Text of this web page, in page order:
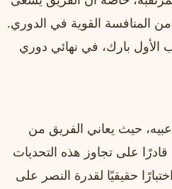
المنافسة القوية في الدوري.
بارك، في نهائي دوري
حيث يعاني الفريق من
على تجاوز هذه التحديات
حقيقيًا لقدرة النصر على